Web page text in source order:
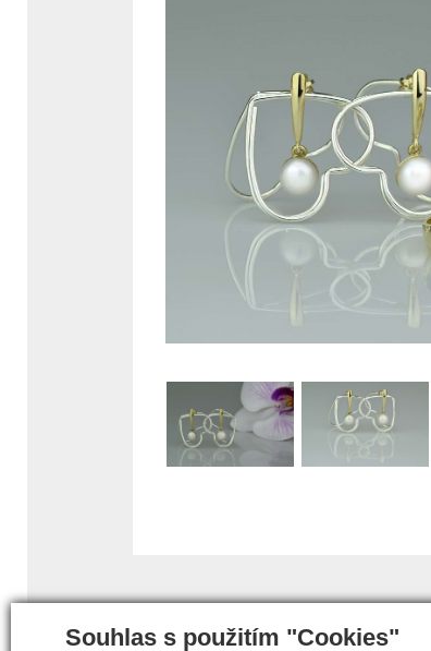
Souhlas s použitím "Cookies"